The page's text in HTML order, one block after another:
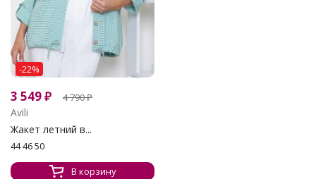
-22%
3 549₽ 4 790₽
Avili
Жакет летний в...
44 46 50
В корзину